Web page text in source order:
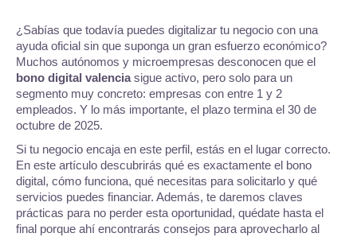
¿Sabías que todavía puedes digitalizar tu negocio con una
ayuda oficial sin que suponga un gran esfuerzo económico?
Muchos autónomos y microempresas desconocen que el
bono digital valenciasigue activo, pero solo para un
segmento muy concreto: empresas con entre 1 y 2
empleados. Y lo más importante, el plazo termina el 30 de
octubre de 2025.
Si tu negocio encaja en este perfil, estás en el lugar correcto.
En este artículo descubrirás qué es exactamente el bono
digital, cómo funciona, qué necesitas para solicitarlo y qué
servicios puedes financiar. Además, te daremos claves
prácticas para no perder esta oportunidad, quédate hasta el
final porque ahí encontrarás consejos para aprovecharlo al